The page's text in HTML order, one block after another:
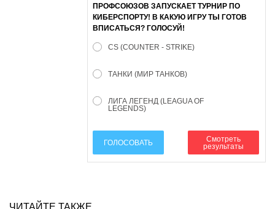
ПРОФСОЮЗОВ ЗАПУСКАЕТ ТУРНИР ПО
КИБЕРСПОРТУ! В КАКУЮ ИГРУ ТЫ ГОТОВ
ВПИСАТЬСЯ? ГОЛОСУЙ!
CS (COUNTER - STRIKE)
ТАНКИ (МИР ТАНКОВ)
ЛИГА ЛЕГЕНД (LEAGUA OF
LEGENDS)
ГОЛОСОВАТЬ
Смотреть
результаты